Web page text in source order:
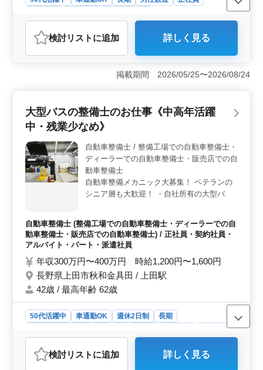
おすすめポイント
＜技術力と働きやすさが融合＞ 普通自動車からトラッ
ク・大型車まで、多様な整備に携わるチャンスです。整
備、点検、修理、オイル交換、タイヤ交換、カーナビの
取り付け、ボディコーティングなど、広範な業務で技術
す。 ＜自動車整備のプロフェッショナルを歓迎＞
50代の経験豊富な整備士を積極的に募集。長い経験が生
かされる環境で、充実感と達成感を味わえます。正社
員、契約社員、派遣社員の柔軟な雇用形態が用意され、
経済的な安定も確保できています。 ＜群馬県の美し
い自然に囲まれて＞ 嬬恋村芦生田の整備工場で働くこ
とで、都会の喧騒から離れ、四季折々の美しい自然環境
で仕事に集中できます。週5日勤務で、充実の休日体制も
検討リスト に追加 詳しく見る
掲載期間 2026/05/25〜2026/08/24
大型バスの整備士のお仕事《中高年活躍
中・残業少なめ》
自動車整備士 / 整備工場での自動車整備士・
ディーラーでの自動車整備士・販売店での自
動車整備士
自動車整備メカニック大募集！ ベテランの
シニア層も大歓迎！ ・自社所有の大型バ
車両（中・小型バス・タクシー）自家用車の
点検・整備 ・定期点検整備、納車整備、車
検対応 ・部品の交換・取り付け・補修 ・ト
カーナビ・ETCの設置 ・オーディオ・ナビ
等の取付け ＊50歳以上も活躍中 ＊今までの
経験を活かしてください
自動車整備士 (整備工場での自動車整備士・ディーラーでの自
動車整備士・販売店での自動車整備士) / 正社員・契約社員・
アルバイト・パート・派遣社員
年収300万円〜400万円 時給1,200円〜1,600円
長野県上田市秋和金具田 / 上田駅
42歳 / 最高年齢 62歳
50代活躍中 車通勤OK 週休2日制
長期
派遣社員
自動車整備士
おすすめポイント
検討リスト に追加 詳しく見る